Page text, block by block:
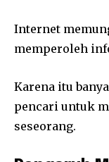
Internet
memperoleh
Karena itu
pencari untuk
seseorang.